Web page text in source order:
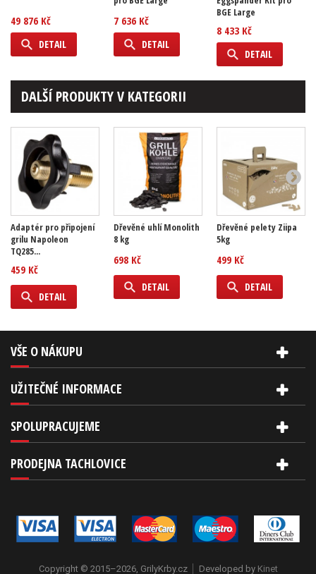
49 876 Kč
DETAIL
7 636 Kč
DETAIL
BGE Large
8 433 Kč
DETAIL
DALŠÍ PRODUKTY V KATEGORII
Adaptér pro připojení
grilu Napoleon
TQ285...
459 Kč
DETAIL
Dřevěné uhlí Monolith
8 kg
698 Kč
DETAIL
Dřevěné pelety Ziipa
5kg
499 Kč
DETAIL
VŠE O NÁKUPU
UŽITEČNÉ INFORMACE
SPOLUPRACUJEME
PRODEJNA TACHLOVICE
Copyright © 2015–2026, GrilyKrby.cz Developed by Kinet